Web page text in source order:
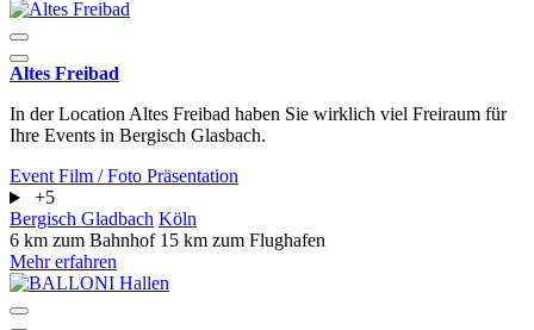
Altes Freibad
In der Location Altes Freibad haben Sie wirklich viel Freiraum für
Ihre Events in Bergisch Glasbach.
Event Film / Foto Präsentation
+5
Bergisch Gladbach Köln
6 km zum Bahnhof 15 km zum Flughafen
Mehr erfahren